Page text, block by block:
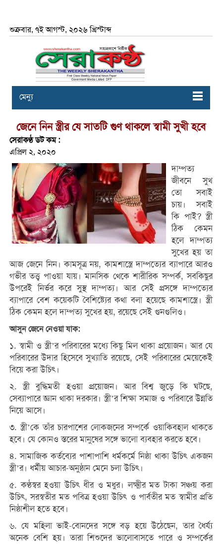
শুক্রবার, ৭ই আগস্ট, ২০২৬ খ্রিস্টাব্দ
মেন্যু
জেনে নিন স্ত্রীর যে সাতটি গুণ থাকলে স্বামী সুখী হবে
সেরাকণ্ঠ ডট কম :
এপ্রিল ২, ২০২০
দাম্পত্য
জীবনে সুখ
তো সবাই
চায়। সবাই
কি পাই? স্ত্রী
ঠিক কেমন
হলে দাম্পত্য
সুখের হয় তা
আজ জেনে নিন। কামসূত্র নয়, কামশাস্ত্রে দাম্পত্যের ব্যাপারে আরও
গভীর তত্ত্ব পাওয়া যায়। মানসিক থেকে শারীরিক সম্পর্ক, সবকিছুর
উপরেই নির্ভর করে সুস্থ দাম্পত্য। আর সেই প্রসঙ্গে দাম্পত্যের
ব্যাপারে বেশ কয়েকটি বৈশিষ্ট্যের কথা বলা হয়েছে কামশাস্ত্রে। স্ত্রী
ঠিক কেমন হলে দাম্পত্য সুখের হয়, রয়েছে সেই গুনগুলিও।
আসুন জেনে নেওয়া যাক:
১. স্বামী ও স্ত্রী’র পরিবারের মধ্যে কিছু মিল থাকা প্রয়োজন। আর যে
পরিবারের উদার হিসেবে সুখ্যাতি রয়েছে, সেই পরিবারের মেয়েকেই
বিয়ে করা উচিৎ।
২. স্ত্রী বুদ্ধিমতী হওয়া প্রয়োজন। আর বিশ্ব জুড়ে কি ঘটছে,
সেব্যাপারে জ্ঞান থাকা দরকার। স্ত্রী’র শিক্ষা সমাজ ও পরিবারে উন্নতি
নিয়ে আসে।
৩. স্ত্রী’কে তাঁর চারপাশের লোকজনের সম্পর্কে ওয়াকিবহাল থাকতে
হবে। যে কোনও স্তরের মানুষের সঙ্গে ভালো ব্যবহার করতে হবে।
৪. সামাজিক কর্তব্যের পাশাপাশি ধর্মকর্মে নিষ্ঠা থাকা উচিৎ একজন
স্ত্রী’র। ধর্মীয় আচার-অনুষ্ঠান মেনে চলা উচিৎ।
৫. কণ্ঠস্বর হওয়া উচিৎ ধীর ও মধুর। লক্ষ্মীর মত টাকা সঞ্চয় করা
উচিৎ, সরস্বতীর মত পবিত্র হওয়া উচিৎ ও পার্বতীর মত স্বামীর প্রতি
নিষ্ঠাশীল হতে হবে।
৬. যে মহিলা ভাই-বোনদের সঙ্গে বড় হয়ে উঠেছেন, তার ধৈর্য্য
অনেক বেশি হয়। তারা শিশুদের ভালোবাসতে পারে ও সম্পর্কের